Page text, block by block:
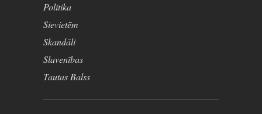
Politika
Sievietēm
Skandāli
Slavenības
Tautas Balss